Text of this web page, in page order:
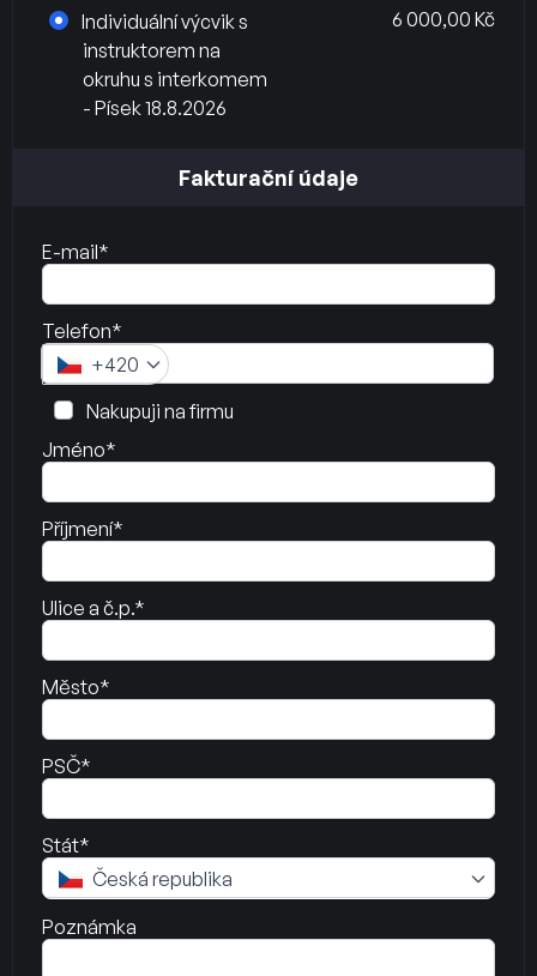
Individuální výcvik s
instruktorem na
okruhu s interkomem
- Písek 18.8.2026
6 000,00 Kč
Fakturační údaje
E-mail*
Telefon*
+420
Nakupuji na firmu
Jméno*
Příjmení*
Ulice a č.p.*
Město*
PSČ*
Stát*
Česká republika
Poznámka